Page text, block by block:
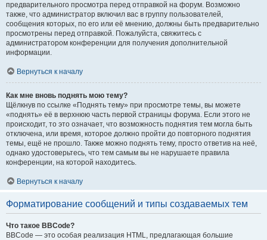
предварительного просмотра перед отправкой на форум. Возможно
также, что администратор включил вас в группу пользователей,
сообщения которых, по его или её мнению, должны быть предварительно
просмотрены перед отправкой. Пожалуйста, свяжитесь с
администратором конференции для получения дополнительной
информации.
Вернуться к началу
Как мне вновь поднять мою тему?
Щёлкнув по ссылке «Поднять тему» при просмотре темы, вы можете
«поднять» её в верхнюю часть первой страницы форума. Если этого не
происходит, то это означает, что возможность поднятия тем могла быть
отключена, или время, которое должно пройти до повторного поднятия
темы, ещё не прошло. Также можно поднять тему, просто ответив на неё,
однако удостоверьтесь, что тем самым вы не нарушаете правила
конференции, на которой находитесь.
Вернуться к началу
Форматирование сообщений и типы создаваемых тем
Что такое BBCode?
BBCode — это особая реализация HTML, предлагающая большие